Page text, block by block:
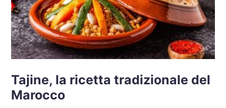
Tajine, la ricetta tradizionale del
Marocco